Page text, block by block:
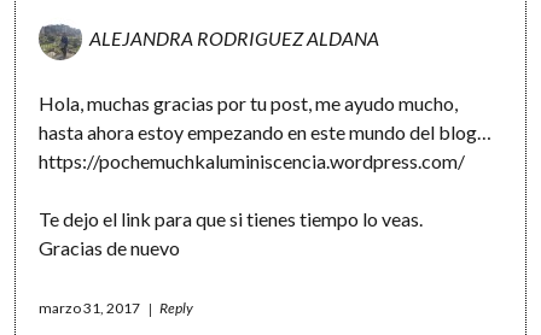
ALEJANDRA RODRIGUEZ ALDANA
Hola, muchas gracias por tu post, me ayudo mucho,
hasta ahora estoy empezando en este mundo del blog…
https://pochemuchkaluminiscencia.wordpress.com/
Te dejo el link para que si tienes tiempo lo veas.
Gracias de nuevo
marzo 31, 2017 Reply